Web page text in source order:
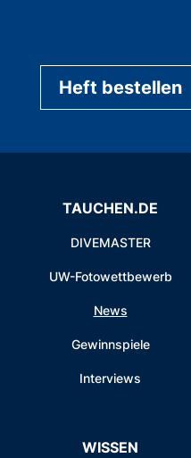
Heft bestellen
TAUCHEN.DE
DIVEMASTER
UW-Fotowettbewerb
News
Gewinnspiele
Interviews
WISSEN